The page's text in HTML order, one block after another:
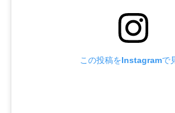
この投稿をInstagramで